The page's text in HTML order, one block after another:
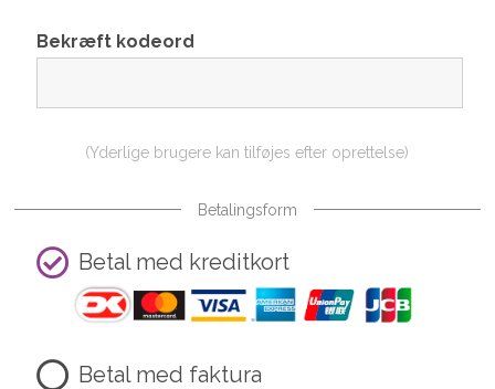
Bekræft kodeord
(Yderlige brugere kan tilføjes efter oprettelse)
Betalingsform
Betal med kreditkort
Betal med faktura